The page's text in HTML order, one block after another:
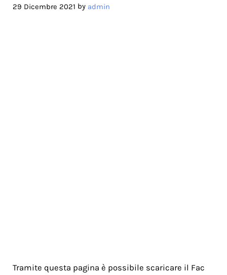
29 Dicembre 2021 by admin
Tramite questa pagina è possibile scaricare il Fac